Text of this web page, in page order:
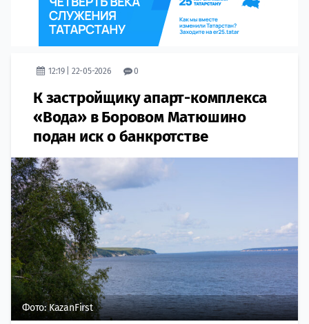
12:19 | 22-05-2026 0
К застройщику апарт-комплекса
«Вода» в Боровом Матюшино
подан иск о банкротстве
Фото: KazanFirst